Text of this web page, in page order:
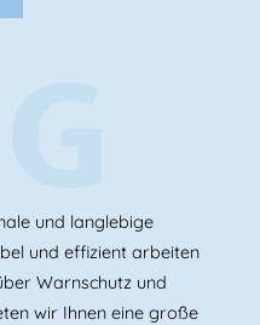
und langlebige
und effizient arbeiten
Warnschutz und
wir Ihnen eine große